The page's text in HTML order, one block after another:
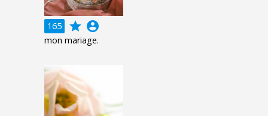
165 grade account_circle
mon mariage.